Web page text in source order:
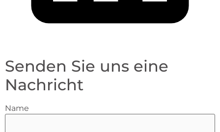
Senden Sie uns eine
Nachricht
Name